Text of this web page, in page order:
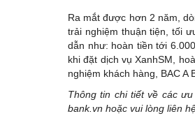
Ra mắt được hơn 2 năm,
trải nghiệm thuận tiện, tối
dẫn như: hoàn tiền tới
khi đặt dịch vụ XanhSM,
nghiệm khách hàng, BAC
Thông tin chi tiết về các
bank.vn hoặc vui lòng liên